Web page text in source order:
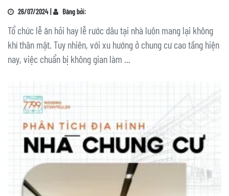
26/07/2024 | Đăng bởi:
Tổ chức lễ ăn hỏi hay lễ rước dâu tại nhà luôn mang lại không
khí thân mật. Tuy nhiên, với xu hướng ở chung cư cao tầng hiện
nay, việc chuẩn bị không gian làm ...